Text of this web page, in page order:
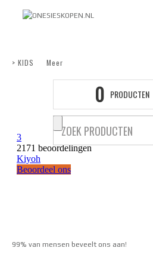
> KIDS Meer
0 PRODUCTEN
99% van mensen beveelt ons aan!